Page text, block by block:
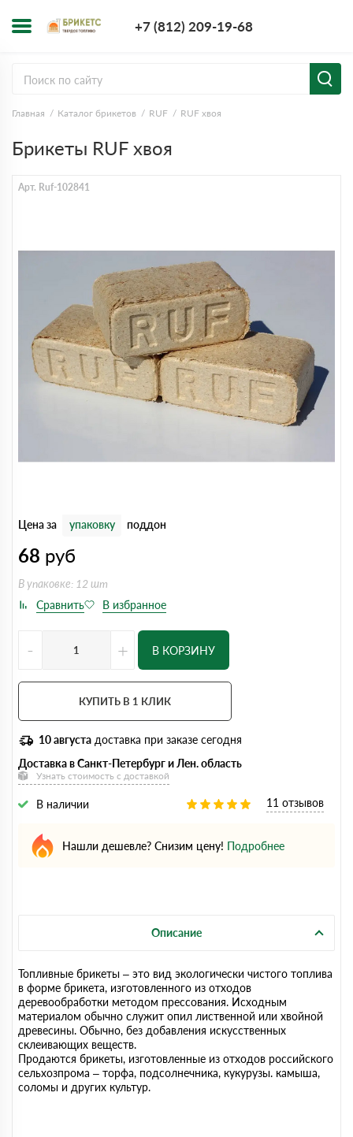
+7 (812) 209-19-68
Главная Каталог брикетов RUF RUF хвоя
Брикеты RUF хвоя
Арт. Ruf-102841
Цена за упаковку поддон
68 руб
В упаковке: 12 шт
- + В КОРЗИНУ
КУПИТЬ В 1 КЛИК
10 августа доставка при заказе сегодня
Доставка в Санкт-Петербург и Лен. область
Узнать стоимость с доставкой
В наличии 11 отзывов
Нашли дешевле? Снизим цену! Подробнее
Описание
Топливные брикеты – это вид экологически чистого топлива
в форме брикета, изготовленного из отходов
деревообработки методом прессования. Исходным
материалом обычно служит опил лиственной или хвойной
древесины. Обычно, без добавления искусственных
склеивающих веществ.
Продаются брикеты, изготовленные из отходов российского
сельхозпрома – торфа, подсолнечника, кукурузы. камыша,
соломы и других культур.